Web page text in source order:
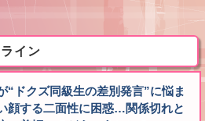
イン
“ドクズ同級生の差別発言”に悩ま
顔する二面性に困惑…関係切れと